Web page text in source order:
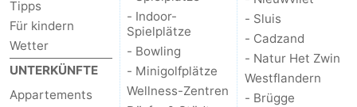
Blankenberge
-
De
Haan
-
Bredene
-
Tipps
Für kindern
Wetter
UNTERKÜNFTE
Appartements
- Indoor-
Spielplätze
- Bowling
- Minigolfplätze
Wellness-Zentren
- Sluis
- Cadzand
- Natur Het Zwin
Westflandern
- Brügge